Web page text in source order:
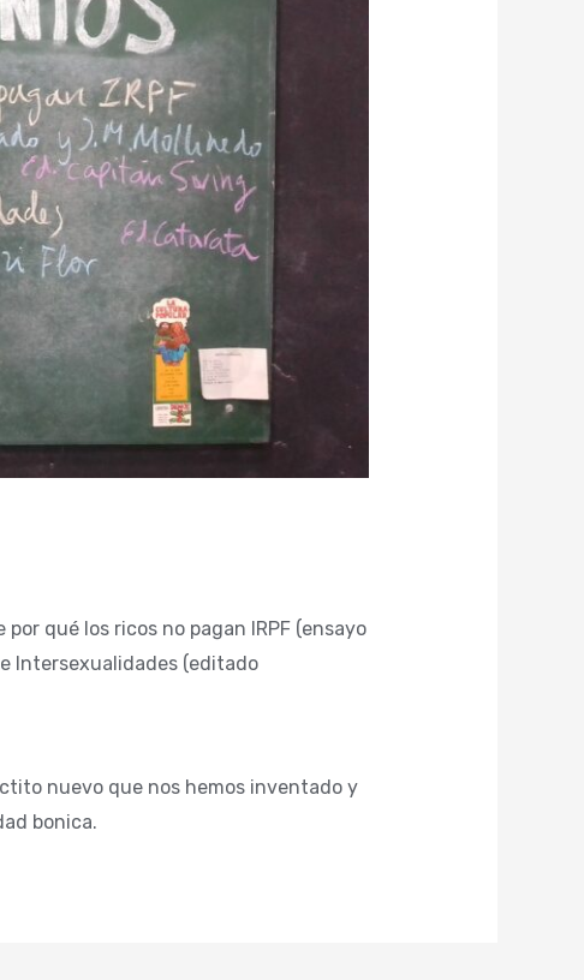
qué los ricos no pagan IRPF (ensayo
Intersexualidades (editado
nuevo que nos hemos inventado y
bonica.